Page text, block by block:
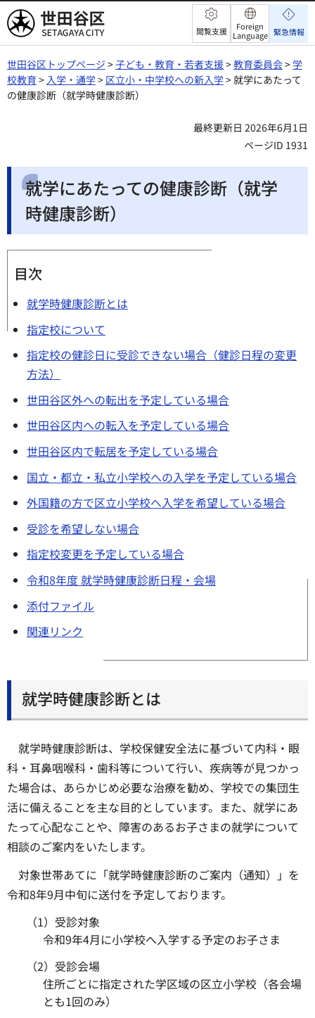
世田谷区 閲覧支援
Foreign
Language 緊急情報
世田谷区トップページ >子ども・教育・若者支援>教育委員会>学
校教育 > 入学・通学> 区立小・中学校への新入学> 就学にあたって
の健康診断（就学時健康診断）
最終更新日 2026年6月1日
ページID 1931
就学にあたっての健康診断（就学
時健康診断）
目次
就学時健康診断とは
指定校について
指定校の健診日に受診できない場合（健診日程の変更
方法）
世田谷区外への転出を予定している場合
世田谷区内への転入を予定している場合
世田谷区内で転居を予定している場合
国立・都立・私立小学校への入学を予定している場合
外国籍の方で区立小学校へ入学を希望している場合
受診を希望しない場合
指定校変更を予定している場合
令和8年度 就学時健康診断日程・会場
添付ファイル
関連リンク
就学時健康診断とは
就学時健康診断は、学校保健安全法に基づいて内科・眼
科・耳鼻咽喉科・歯科等について行い、疾病等が見つかっ
た場合は、あらかじめ必要な治療を勧め、学校での集団生
活に備えることを主な目的としています。また、就学にあ
たって心配なことや、障害のあるお子さまの就学について
相談のご案内をいたします。
対象世帯あてに「就学時健康診断のご案内（通知）」を
令和8年9月中旬に送付を予定しております。
（1）受診対象
令和9年4月に小学校へ入学する予定のお子さま
（2）受診会場
住所ごとに指定された学区域の区立小学校（各会場
とも1回のみ）